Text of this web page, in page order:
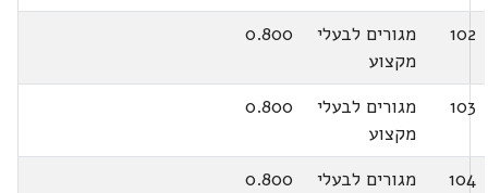
102
מגורים לבעלי
מקצוע
0.800
103
מגורים לבעלי
מקצוע
0.800
104
מגורים לבעלי
0.800